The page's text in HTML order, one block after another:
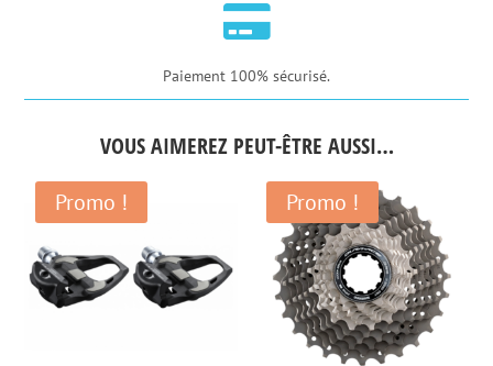

Paiement 100% sécurisé.
VOUS AIMEREZ PEUT-ÊTRE AUSSI…
Promo ! Promo !